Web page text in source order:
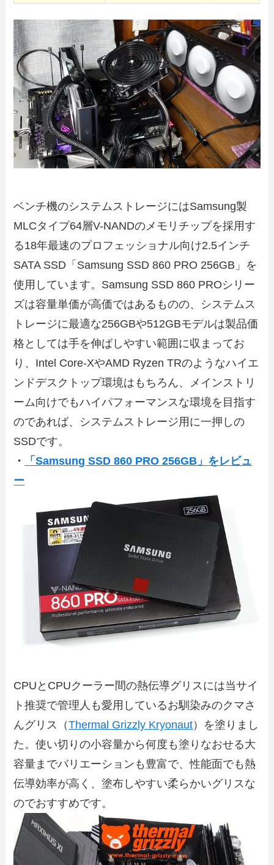
ベンチ機のシステムストレージにはSamsung製
MLCタイプ64層V-NANDのメモリチップを採用す
る18年最速のプロフェッショナル向け2.5インチ
SATA SSD「Samsung SSD 860 PRO 256GB」を
使用しています。Samsung SSD 860 PROシリー
ズは容量単価が高価ではあるものの、システムス
トレージに最適な256GBや512GBモデルは製品価
格としては手を伸ばしやすい範囲に収まってお
り、Intel Core-XやAMD Ryzen TRのようなハイエ
ンドデスクトップ環境はもちろん、メインストリ
ーム向けでもハイパフォーマンスな環境を目指す
のであれば、システムストレージ用に一押しの
SSDです。
・
「Samsung SSD 860 PRO 256GB」をレビュ
ー
CPUとCPUクーラー間の熱伝導グリスには当サイ
ト推奨で管理人も愛用しているお馴染みのクマさ
んグリス（Thermal Grizzly Kryonaut）を塗りまし
た。使い切りの小容量から何度も塗りなおせる大
容量までバリエーションも豊富で、性能面でも熱
伝導効率が高く、塗布しやすい柔らかいグリスな
のでおすすめです。